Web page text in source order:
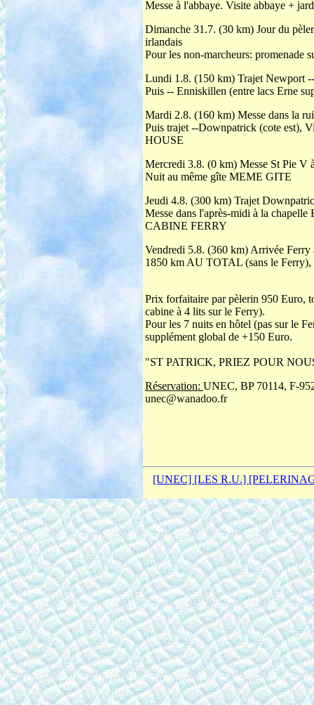
Messe à l'abbaye. Visite abbaye +
Dimanche 31.7. (30 km) Jour du
irlandais
Pour les non-marcheurs:
Lundi 1.8. (150 km) Trajet Newport
Puis -- Enniskillen (entre lacs Erne
Mardi 2.8. (160 km) Messe dans la
Puis trajet --Downpatrick (cote est),
HOUSE
Mercredi 3.8. (0 km) Messe St Pie V
Nuit au même gîte MEME GITE
Jeudi 4.8. (300 km) Trajet
Messe dans l'après-midi à la
CABINE FERRY
Vendredi 5.8. (360 km) Arrivée Ferry
1850 km AU TOTAL (sans le Ferry),
Prix forfaitaire par pèlerin 950 Euro,
cabine à 4 lits sur le Ferry).
Pour les 7 nuits en hôtel (pas sur le
supplément global de +150 Euro.
"ST PATRICK, PRIEZ POUR
Réservation: UNEC, BP 70114, F-
unec@wanadoo.fr
[UNEC] [LES R.U.]